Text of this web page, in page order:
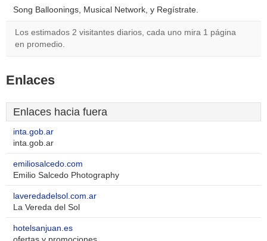
Song Balloonings, Musical Network, y Regístrate.
Los estimados 2 visitantes diarios, cada uno mira 1 página
en promedio.
Enlaces
Enlaces hacia fuera
inta.gob.ar
inta.gob.ar
emiliosalcedo.com
Emilio Salcedo Photography
laveredadelsol.com.ar
La Vereda del Sol
hotelsanjuan.es